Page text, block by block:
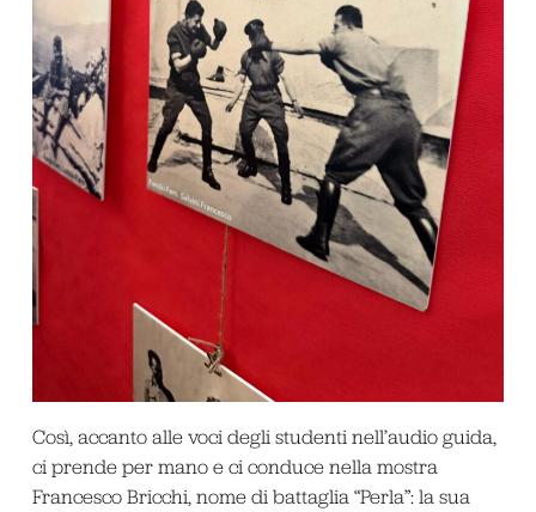
Così, accanto alle voci degli studenti nell’audio guida,
ci prende per mano e ci conduce nella mostra
Francesco Bricchi, nome di battaglia “Perla”: la sua